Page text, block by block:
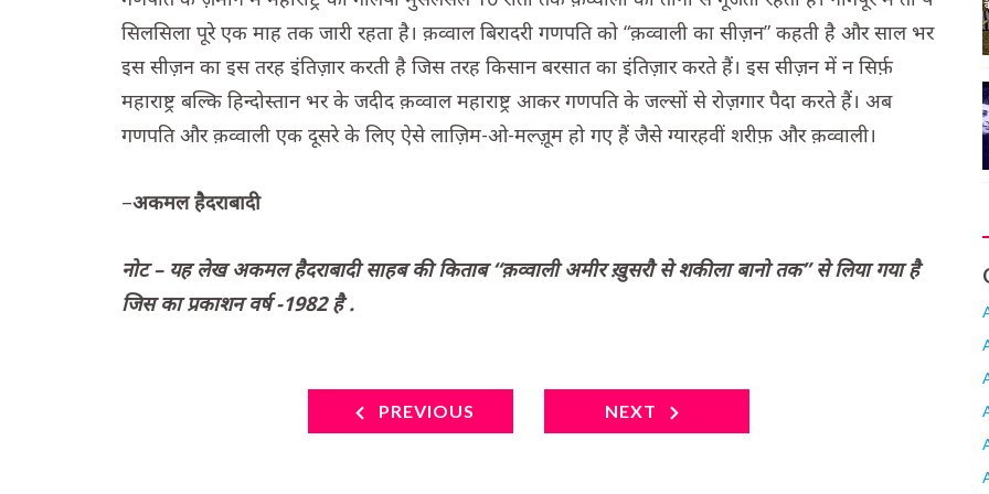
सिलसिला पूरे एक माह तक जारी रहता है। क़व्वाल बिरादरी गणपति को “क़व्वाली का सीज़न” कहती है और साल भर
इस सीज़न का इस तरह इंतिज़ार करती है जिस तरह किसान बरसात का इंतिज़ार करते हैं। इस सीज़न में न सिर्फ़
महाराष्ट्र बल्कि हिन्दोस्तान भर के जदीद क़व्वाल महाराष्ट्र आकर गणपति के जल्सों से रोज़गार पैदा करते हैं। अब
गणपति और क़व्वाली एक दूसरे के लिए ऐसे लाज़िम-ओ-मल्ज़ूम हो गए हैं जैसे ग्यारहवीं शरीफ़ और क़व्वाली।
–अकमल हैदराबादी
नोट – यह लेख अकमल हैदराबादी साहब की किताब “क़व्वाली अमीर ख़ुसरौ से शकीला बानो तक” से लिया गया है
जिस का प्रकाशन वर्ष -1982 है .
PREVIOUS NEXT